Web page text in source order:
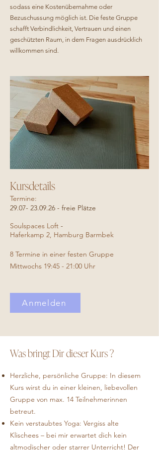
sodass eine Kostenübernahme oder
Bezuschussung möglich ist. Die feste Gruppe
schafft Verbindlichkeit, Vertrauen und einen
geschützten Raum, in dem Fragen ausdrücklich
willkommen sind.
Kursdetails
Termine:
29.07- 23.09.26 - freie Plätze
Soulspaces Loft -
Haferkamp 2, Hamburg Barmbek
8 Termine in einer festen Gruppe
Mittwochs 19:45 - 21:00 Uhr
Anmelden
Was bringt Dir dieser Kurs ?
Herzliche, persönliche Gruppe: In diesem
Kurs wirst du in einer kleinen, liebevollen
Gruppe von max. 14 Teilnehmerinnen
betreut.
Kein verstaubtes Yoga: Vergiss alte
Klischees – bei mir erwartet dich kein
altmodischer oder starrer Unterricht! Der